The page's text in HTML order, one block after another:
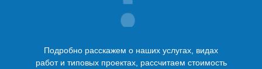
Подробно расскажем о наших услугах, видах
работ и типовых проектах, рассчитаем стоимость